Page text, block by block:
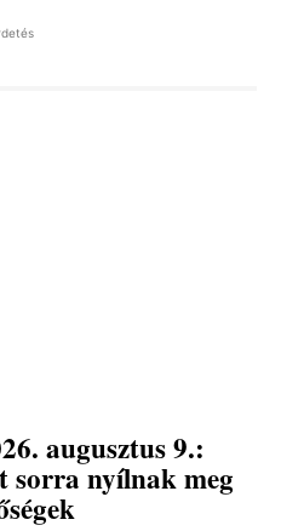
augusztus 9.:
sorra nyílnak meg